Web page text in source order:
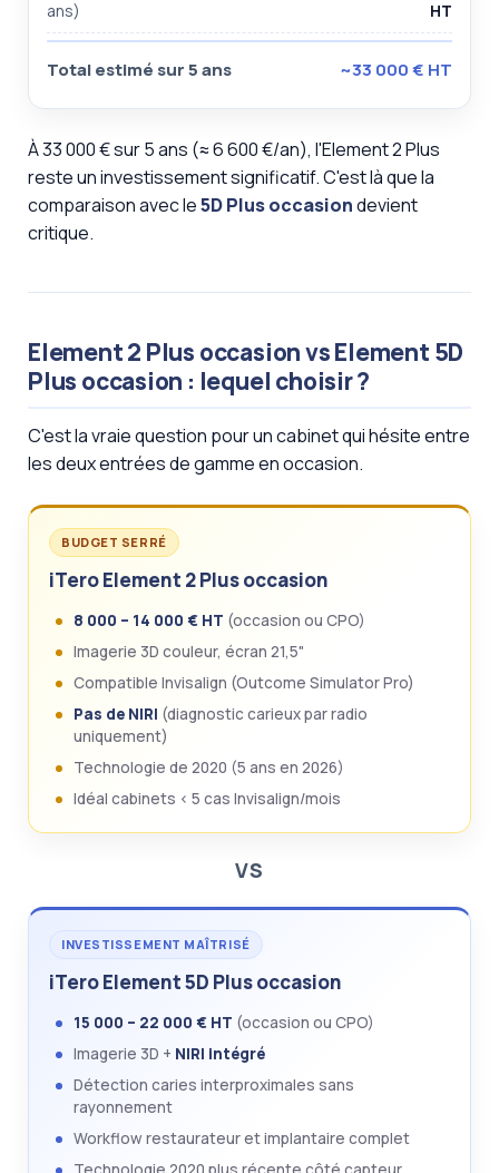
ans)
HT
Total estimé sur 5 ans ~33 000 € HT
À 33 000 € sur 5 ans (≈ 6 600 €/an), l'Element 2 Plus
reste un investissement significatif. C'est là que la
comparaison avec le5D Plus occasiondevient
critique.
Element 2 Plus occasion vs Element 5D
Plus occasion : lequel choisir ?
C'est la vraie question pour un cabinet qui hésite entre
les deux entrées de gamme en occasion.
BUDGET SERRÉ
iTero Element 2 Plus occasion
8 000 – 14 000 € HT (occasion ou CPO)
Imagerie 3D couleur, écran 21,5"
Compatible Invisalign (Outcome Simulator Pro)
Pas de NIRI (diagnostic carieux par radio
uniquement)
Technologie de 2020 (5 ans en 2026)
Idéal cabinets < 5 cas Invisalign/mois
VS
INVESTISSEMENT MAÎTRISÉ
iTero Element 5D Plus occasion
15 000 – 22 000 € HT (occasion ou CPO)
Imagerie 3D + NIRI intégré
Détection caries interproximales sans
rayonnement
Workflow restaurateur et implantaire complet